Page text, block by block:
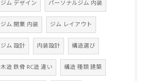
ジム デザイン パーソナルジム 内装
ジム 開業 内装 ジム レイアウト
ジム 設計 内装設計 構造選び
木造 鉄骨 RC造 違い 構造 種類 建築